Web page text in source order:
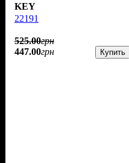
KEY
22191
525.00грн
447.00грн Купить